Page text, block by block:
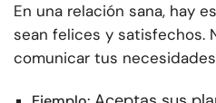
En una relación sana, hay
sean felices y satisfechos.
comunicar tus